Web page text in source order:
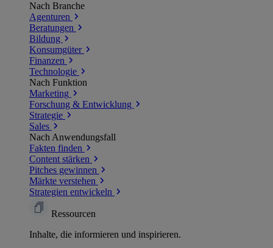
Nach Branche
Agenturen
Beratungen
Bildung
Konsumgüter
Finanzen
Technologie
Nach Funktion
Marketing
Forschung & Entwicklung
Strategie
Sales
Nach Anwendungsfall
Fakten finden
Content stärken
Pitches gewinnen
Märkte verstehen
Strategien entwickeln
Ressourcen
Inhalte, die informieren und inspirieren.